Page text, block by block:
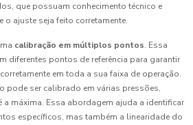
que possuam conhecimento técnico e
o ajuste seja feito corretamente.
calibração em múltiplos pontos. Essa
diferentes pontos de referência para garantir
em toda a sua faixa de operação.
pode ser calibrado em várias pressões,
a máxima. Essa abordagem ajuda a identificar
específicos, mas também a linearidade do